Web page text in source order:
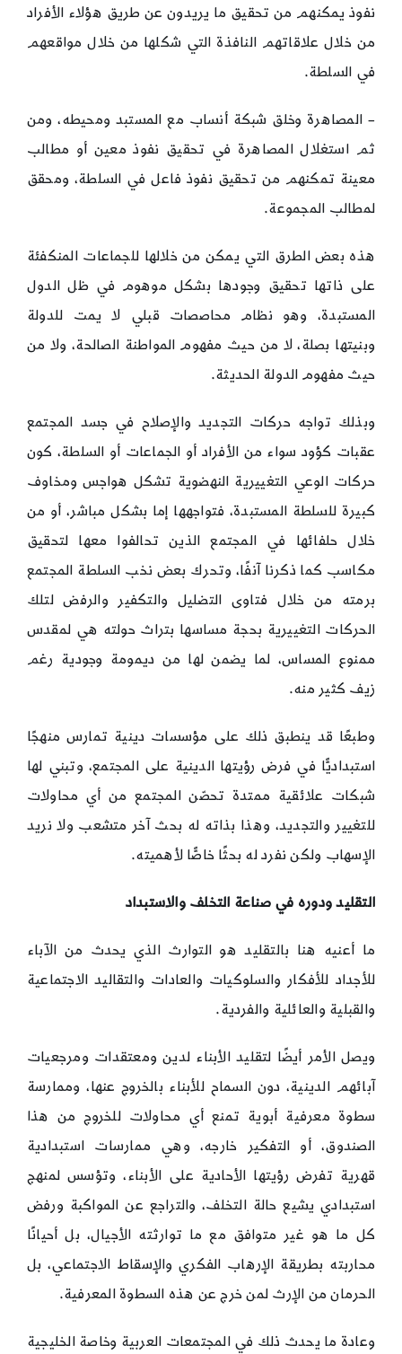
نفوذ يمكنهم من تحقيق ما يريدون عن طريق هؤلاء الأفراد
من خلال علاقاتهم النافذة التي شكلها من خلال مواقعهم
في السلطة.
– المصاهرة وخلق شبكة أنساب مع المستبد ومحيطه، ومن
ثم استغلال المصاهرة في تحقيق نفوذ معين أو مطالب
معينة تمكنهم من تحقيق نفوذ فاعل في السلطة، ومحقق
لمطالب المجموعة.
هذه بعض الطرق التي يمكن من خلالها للجماعات المنكفئة
على ذاتها تحقيق وجودها بشكل موهوم في ظل الدول
المستبدة، وهو نظام محاصصات قبلي لا يمت للدولة
وبنيتها بصلة، لا من حيث مفهوم المواطنة الصالحة، ولا من
حيث مفهوم الدولة الحديثة.
وبذلك تواجه حركات التجديد والإصلاح في جسد المجتمع
عقبات كؤود سواء من الأفراد أو الجماعات أو السلطة، كون
حركات الوعي التغييرية النهضوية تشكل هواجس ومخاوف
كبيرة للسلطة المستبدة، فتواجهها إما بشكل مباشر، أو من
خلال حلفائها في المجتمع الذين تحالفوا معها لتحقيق
مكاسب كما ذكرنا آنفًا، وتحرك بعض نخب السلطة المجتمع
برمته من خلال فتاوى التضليل والتكفير والرفض لتلك
الحركات التغييرية بحجة مساسها بتراث حولته هي لمقدس
ممنوع المساس، لما يضمن لها من ديمومة وجودية رغم
زيف كثير منه.
وطبعًا قد ينطبق ذلك على مؤسسات دينية تمارس منهجًا
استبداديًّا في فرض رؤيتها الدينية على المجتمع، وتبني لها
شبكات علائقية ممتدة تحصّن المجتمع من أي محاولات
للتغيير والتجديد، وهذا بذاته له بحث آخر متشعب ولا نريد
الإسهاب ولكن نفرد له بحثًا خاصًّا لأهميته.
التقليد ودوره في صناعة التخلف والاستبداد
ما أعنيه هنا بالتقليد هو التوارث الذي يحدث من الآباء
للأجداد للأفكار والسلوكيات والعادات والتقاليد الاجتماعية
والقبلية والعائلية والفردية.
ويصل الأمر أيضًا لتقليد الأبناء لدين ومعتقدات ومرجعيات
آبائهم الدينية، دون السماح للأبناء بالخروج عنها، وممارسة
سطوة معرفية أبوية تمنع أي محاولات للخروج من هذا
الصندوق، أو التفكير خارجه، وهي ممارسات استبدادية
قهرية تفرض رؤيتها الأحادية على الأبناء، وتؤسس لمنهج
استبدادي يشيع حالة التخلف، والتراجع عن المواكبة ورفض
كل ما هو غير متوافق مع ما توارثته الأجيال، بل أحيانًا
محاربته بطريقة الإرهاب الفكري والإسقاط الاجتماعي، بل
الحرمان من الإرث لمن خرج عن هذه السطوة المعرفية.
وعادة ما يحدث ذلك في المجتمعات العربية وخاصة الخليجية